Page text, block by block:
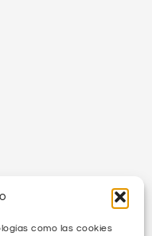
como las cookies